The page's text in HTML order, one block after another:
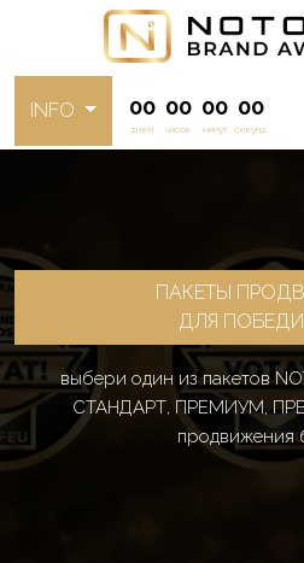
INFO 00
дней
00
часов
00
минут
00
секунд
ПАКЕТЫ
ДЛЯ
выбери один из пакетов
СТАНДАРТ, ПРЕМИУМ,
продвижения